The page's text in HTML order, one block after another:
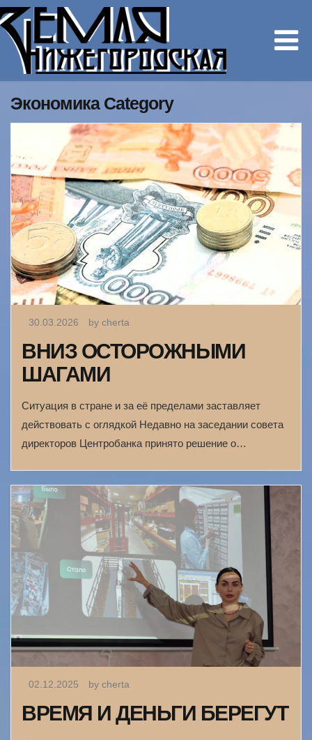
Экономика Category
30.03.2026 by cherta
ВНИЗ ОСТОРОЖНЫМИ
ШАГАМИ
Ситуация в стране и за её пределами заставляет
действовать с оглядкой Недавно на заседании совета
директоров Центробанка принято решение о…
02.12.2025 by cherta
ВРЕМЯ И ДЕНЬГИ БЕРЕГУТ